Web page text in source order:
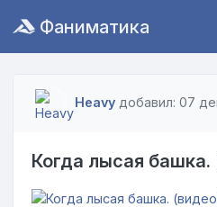
Фаниматика
Heavy добавил: 07
Когда лысая башка.